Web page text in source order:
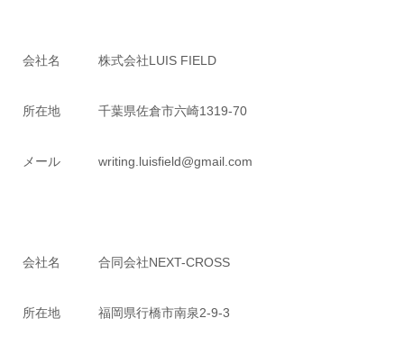
会社名 株式会社LUIS FIELD
所在地 千葉県佐倉市六崎1319-70
メール writing.luisfield@gmail.com
会社名 合同会社NEXT-CROSS
所在地 福岡県行橋市南泉2-9-3